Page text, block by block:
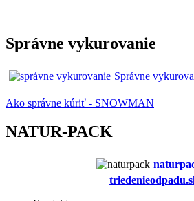
Správne vykurovanie
Správne
Ako správne kúriť - SNOWMAN
NATUR-PACK